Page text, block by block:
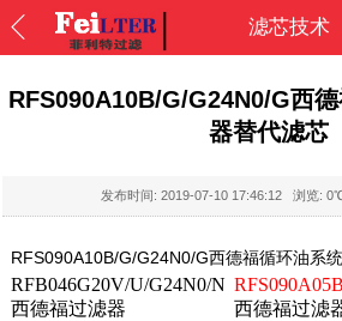
滤芯技术
RFS090A10B/G/G24N0/G西
器替代滤芯
发布时间: 2019-07-10 17:46:12浏览: 0
RFS090A10B/G/G24N0/G西德福循环油系
RFB046G20V/U/G24N0/N
西德福过滤器
西德福过滤